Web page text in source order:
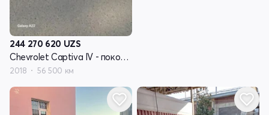
244 270 620 UZS
Chevrolet Captiva IV - поколение
2018 56 500 км